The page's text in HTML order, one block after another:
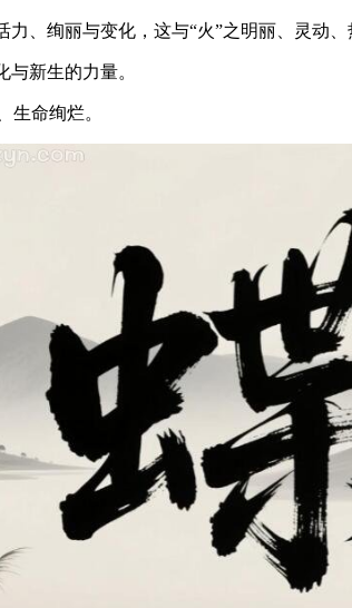
、绚丽与变化，这与“火”之明丽、灵动、
新生的力量。
生命绚烂。